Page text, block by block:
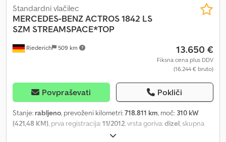
Riederich 509 km
Standardni vlačilec
MERCEDES-BENZACTROS 1842 LS
SZM STREAMSPACE*TOP
13.650 €
Fiksna cena plus DDV
(16.244 € bruto)
Povpraševati Pokliči
Stanje: rabljeno, prevoženi kilometri:718.811 km, moč: 310 kW
(421,48 KM), prva registracija:11/2012, vrsta goriva:dizel, skupna
, konfiguracija osi: